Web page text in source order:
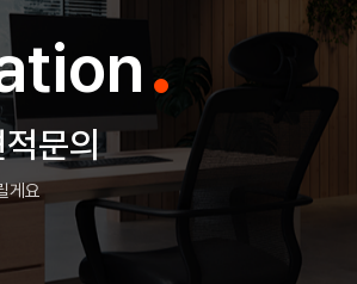
.
문의
게요